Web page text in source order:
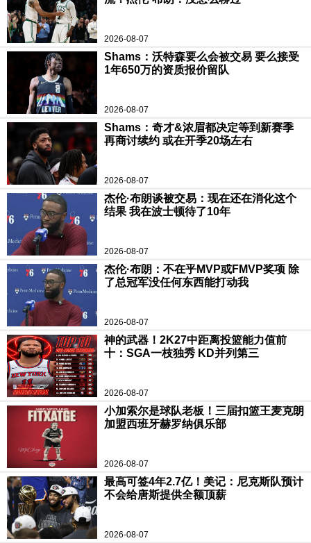
2026-08-07
Shams：沃特森要么会被交易 要么接受
1年650万的资质报价留队
2026-08-07
Shams：奇才&浓眉都决定等到新赛季
再商讨续约 或在开季20场左右
2026-08-07
杰伦·布朗谈被交易：现在还在消化这个
结果 我在波士顿待了10年
2026-08-07
杰伦·布朗：不在乎MVP或FMVP奖项 除
了总冠军没任何东西能打动我
2026-08-07
神的武器！2K27中距离投篮能力值前
十：SGA一枝独秀 KD并列第三
2026-08-07
小加索尔是球队老板！三届扣篮王麦克朗
加盟西班牙赫罗纳俱乐部
2026-08-07
最高可签4年2.7亿！美记：尼克斯队预计
不会给唐斯提供全额顶薪
2026-08-07